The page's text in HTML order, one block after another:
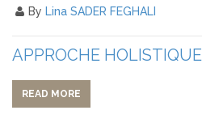
By Lina SADER FEGHALI
APPROCHE HOLISTIQUE
READ MORE